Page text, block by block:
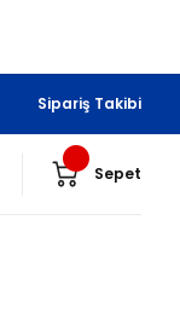
Sipariş Takibi
Sepet